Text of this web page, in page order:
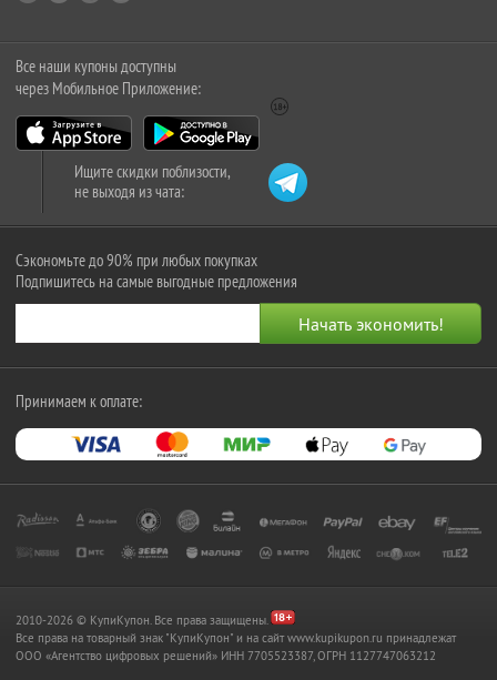
Все наши купоны доступны
через Мобильное Приложение:
Ищите скидки поблизости,
не выходя из чата:
Сэкономьте до 90% при любых покупках
Подпишитесь на самые выгодные предложения
Принимаем к оплате:
2010-2026 © КупиКупон. Все права защищены.
Все права на товарный знак "КупиКупон" и на сайт www.kupikupon.ru принадлежат
OOO «Агентство цифровых решений» ИНН 7705523387, ОГРН 1127747063212